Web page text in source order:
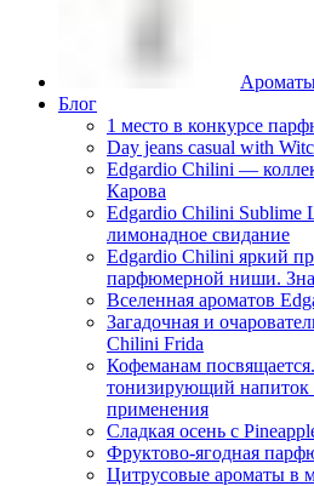
Блог
1 место в конкурсе
Day jeans casual with
Edgardio Chilini —
Карова
Edgardio Chilini Sublime
лимонадное свидание
Edgardio Chilini яркий
парфюмерной ниши.
Вселенная ароматов
Загадочная и
Chilini Frida
Кофеманам
тонизирующий напиток
применения
Сладкая осень с
Фруктово-ягодная
​Цитрусовые ароматы в